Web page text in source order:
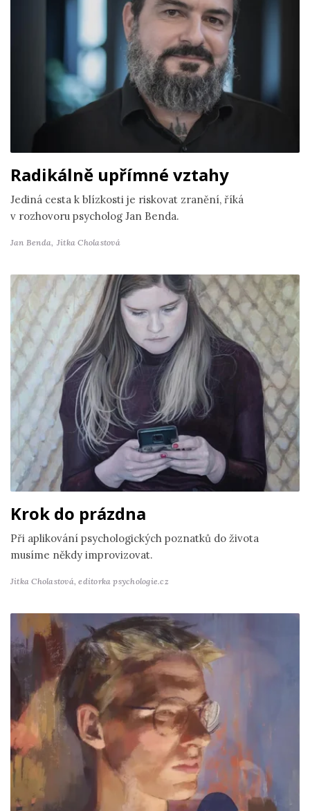
Radikálně upřímné vztahy
Jediná cesta k blízkosti je riskovat zranění, říká
v rozhovoru psycholog Jan Benda.
Jan Benda, Jitka Cholastová
Krok do prázdna
Při aplikování psychologických poznatků do života
musíme někdy improvizovat.
Jitka Cholastová,editorka psychologie.cz